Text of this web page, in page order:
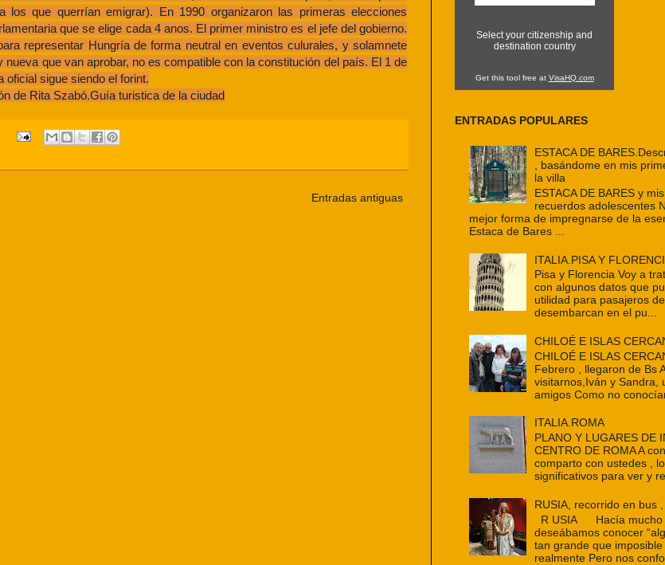
que querrían emigrar). En 1990 organizaron las primeras elecciones
que se elige cada 4 anos. El primer ministro es el jefe del gobierno.
representar Hungría de forma neutral en eventos culurales, y solamnete
que van aprobar, no es compatible con la constitución del país. El 1 de
oficial sigue siendo el forint.
de Rita Szabó.Guía turistica de la ciudad
Entradas antiguas
Select your citizenship and
destination country
Get this tool free at VisaHQ.com
ENTRADAS POPULARES
ESTACA DE
, basándome en mis
la villa
ESTACA DE BARES y
recuerdos adolescentes
mejor forma de impregnarse de la
Estaca de Bares ...
ITALIA.PISA Y
Pisa y Florencia Voy a
con algunos datos que
utilidad para pasajeros
desembarcan en el pu...
CHILOÉ E ISLAS
CHILOÉ E ISLAS
Febrero , llegaron de Bs
visitarnos,Iván y Sandra,
amigos Como no
ITALIA.ROMA
PLANO Y LUGARES DE
CENTRO DE ROMA A
comparto con ustedes ,
significativos para ver y
RUSIA, recorrido en bus
R USIA Hacía mucho
deseábamos conocer
tan grande que
realmente Pero nos